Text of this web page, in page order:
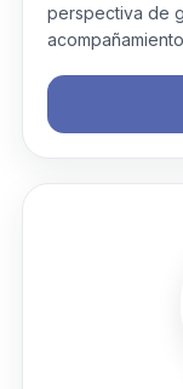
perspectiva de